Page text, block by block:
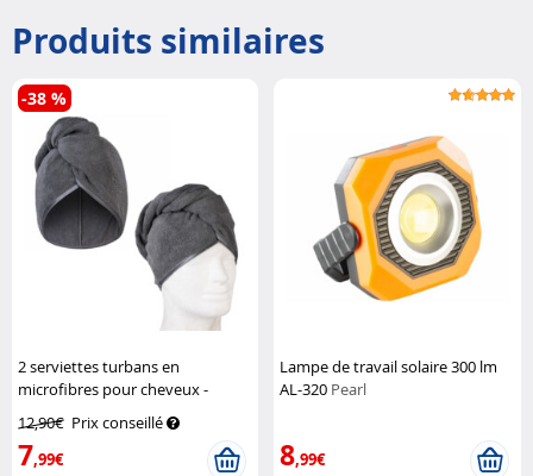
Produits similaires
2 serviettes turbans en
microfibres pour cheveux -
Sichler Beauty
12,90€ Prix conseillé
7,99€
-38 %
Lampe de travail solaire 300 lm
AL-320 Pearl
8,99€